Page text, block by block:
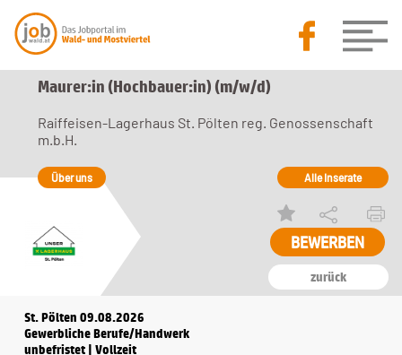
Maurer:in (Hochbauer:in) (m/w/d)
zurück
Raiffeisen-Lagerhaus St. Pölten reg. Genossenschaft
m.b.H.
Über uns Alle Inserate
BEWERBEN
St. Pölten 09.08.2026
Gewerbliche Berufe/Handwerk
unbefristet | Vollzeit